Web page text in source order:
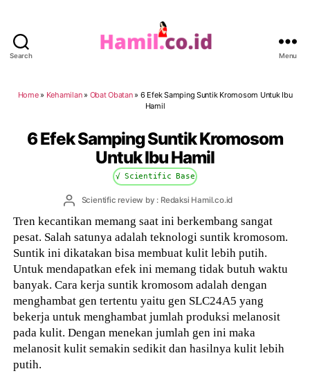
Search Menu
Home» Kehamilan» Obat Obatan» 6 Efek Samping Suntik Kromosom Untuk Ibu
Hamil
6 Efek Samping Suntik Kromosom
Untuk Ibu Hamil
√ Scientific Base
PostScientific review by : Redaksi Hamil.co.id
Tren kecantikan memang saat ini berkembang sangat
pesat. Salah satunya adalah teknologi suntik kromosom.
Suntik ini dikatakan bisa membuat kulit lebih putih.
Untuk mendapatkan efek ini memang tidak butuh waktu
banyak. Cara kerja suntik kromosom adalah dengan
menghambat gen tertentu yaitu gen SLC24A5 yang
bekerja untuk menghambat jumlah produksi melanosit
pada kulit. Dengan menekan jumlah gen ini maka
melanosit kulit semakin sedikit dan hasilnya kulit lebih
putih.